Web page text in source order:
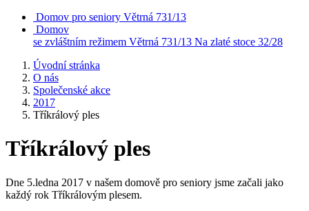
Domov pro seniory Větrná 731/13
Domov
se zvláštním režimem Větrná 731/13 Na zlaté stoce 32/28
Úvodní stránka
O nás
Společenské akce
2017
Tříkrálový ples
Tříkrálový ples
Dne 5.ledna 2017 v našem domově pro seniory jsme začali jako
každý rok Tříkrálovým plesem.